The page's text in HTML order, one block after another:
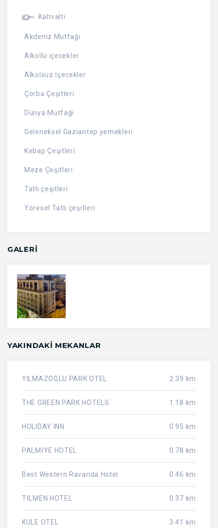
Kahvaltı
Akdeniz Mutfağı
Alkollü içecekler
Alkolsüz İçecekler
Çorba Çeşitleri
Dünya Mutfağı
Geleneksel Gaziantep yemekleri
Kebap Çeşitleri
Meze Çeşitleri
Tatlı çeşitleri
Yöresel Tatlı çeşitleri
GALERİ
YAKINDAKI MEKANLAR
YILMAZOĞLU PARK OTEL 2.39 km
THE GREEN PARK HOTELS 1.18 km
HOLIDAY INN 0.95 km
PALMİYE HOTEL 0.78 km
Best Western Ravanda Hotel 0.46 km
TİLMEN HOTEL 0.37 km
KULE OTEL 3.41 km